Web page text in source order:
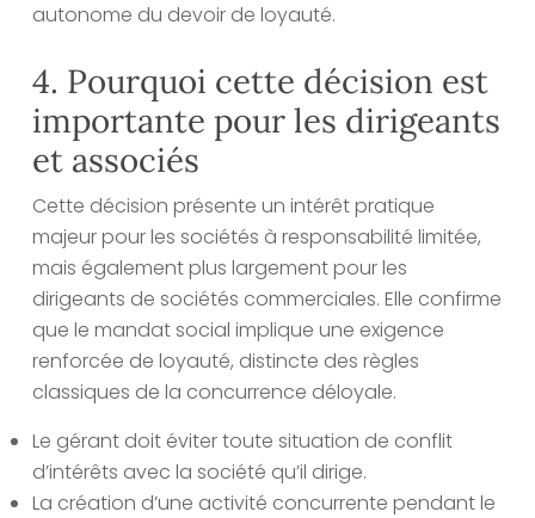
autonome du devoir de loyauté.
4. Pourquoi cette décision est
importante pour les dirigeants
et associés
Cette décision présente un intérêt pratique
majeur pour les sociétés à responsabilité limitée,
mais également plus largement pour les
dirigeants de sociétés commerciales. Elle confirme
que le mandat social implique une exigence
renforcée de loyauté, distincte des règles
classiques de la concurrence déloyale.
Le gérant doit éviter toute situation de conflit
d’intérêts avec la société qu’il dirige.
La création d’une activité concurrente pendant le